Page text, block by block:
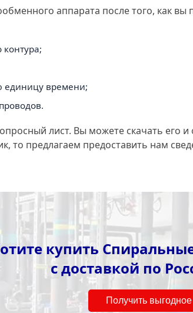
аппарата после того, как
контура;
единицу времени;
лист. Вы можете скачать
то предлагаем предоставить нам
купить
с доставкой по
Получить